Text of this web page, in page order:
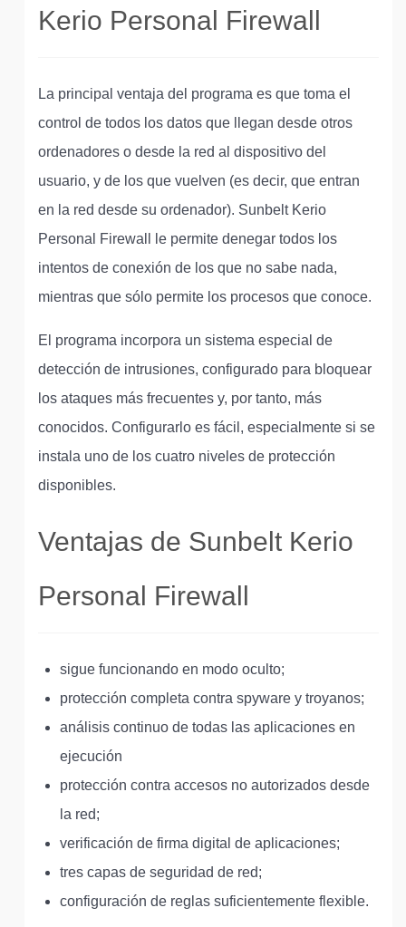
Kerio Personal Firewall
La principal ventaja del programa es que toma el
control de todos los datos que llegan desde otros
ordenadores o desde la red al dispositivo del
usuario, y de los que vuelven (es decir, que entran
en la red desde su ordenador). Sunbelt Kerio
Personal Firewall le permite denegar todos los
intentos de conexión de los que no sabe nada,
mientras que sólo permite los procesos que conoce.
El programa incorpora un sistema especial de
detección de intrusiones, configurado para bloquear
los ataques más frecuentes y, por tanto, más
conocidos. Configurarlo es fácil, especialmente si se
instala uno de los cuatro niveles de protección
disponibles.
Ventajas de Sunbelt Kerio
Personal Firewall
sigue funcionando en modo oculto;
protección completa contra spyware y troyanos;
análisis continuo de todas las aplicaciones en
ejecución
protección contra accesos no autorizados desde
la red;
verificación de firma digital de aplicaciones;
tres capas de seguridad de red;
configuración de reglas suficientemente flexible.